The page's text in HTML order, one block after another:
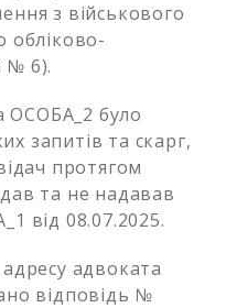
з військового
обліково-
№ 6).
ОСОБА_2 було
запитів та скарг,
протягом
та не надавав
від 08.07.2025.
адвоката
відповідь №